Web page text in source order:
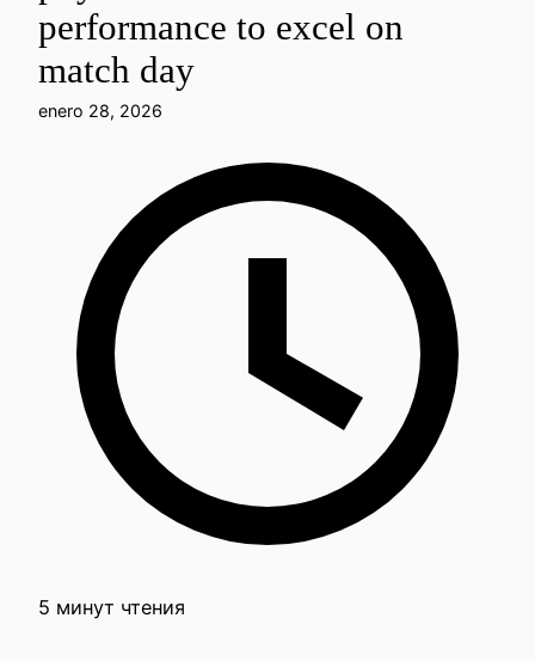
performance to excel on
match day
enero 28, 2026
5 минут чтения